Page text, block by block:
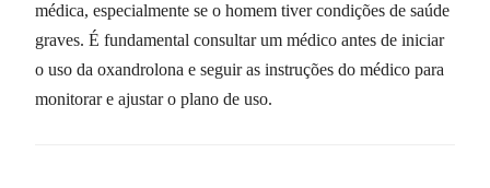
médica, especialmente se o homem tiver condições de saúde
graves. É fundamental consultar um médico antes de iniciar
o uso da oxandrolona e seguir as instruções do médico para
monitorar e ajustar o plano de uso.